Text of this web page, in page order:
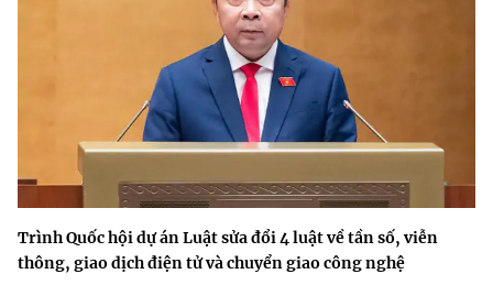
Trình Quốc hội dự án Luật sửa đổi 4 luật về tần số, viễn
thông, giao dịch điện tử và chuyển giao công nghệ